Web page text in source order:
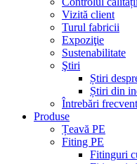
Vizită client
Turul fabricii
Expoziţie
Sustenabilitate
Ştiri
Știri
Știri din
Întrebări
Produse
Țeavă PE
Fiting PE
Fitinguri